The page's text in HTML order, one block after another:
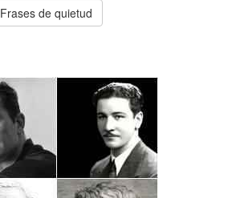
Frases de quietud